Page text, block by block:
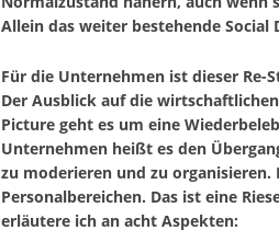
Allein das weiter bestehende Social
Für die Unternehmen ist dieser
Der Ausblick auf die
Picture geht es um eine
Unternehmen heißt es den
zu moderieren und zu
Personalbereichen. Das ist eine
erläutere ich an acht Aspekten: